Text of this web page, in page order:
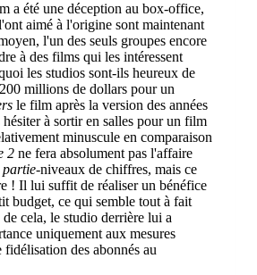
a été une déception au box-office,
aimé à l'origine sont maintenant
l'un des seuls groupes encore
à des films qui les intéressent
les studios sont-ils heureux de
millions de dollars pour un
le film après la version des années
hésiter à sortir en salles pour un film
minuscule en comparaison
2 ne fera absolument pas l'affaire
partie-niveaux de chiffres, mais ce
! Il lui suffit de réaliser un bénéfice
budget, ce qui semble tout à fait
cela, le studio derrière lui a
uniquement aux mesures
fidélisation des abonnés au